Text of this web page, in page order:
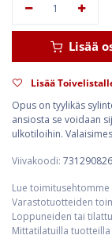
Lisää
Lisää
Opus on tyylikäs
ansiosta se voidaan
ulkotiloihin.
Viivakoodi:
Lue toimitusehtomme
Varastotuotteiden
Loppuneiden tai
Mittatilatuilla